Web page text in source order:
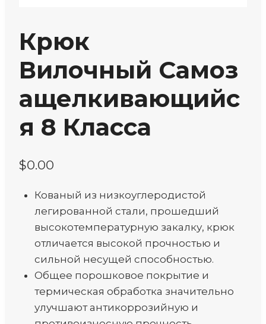
Крюк
Вилочный Самоз
Ащелкивающийс
Я 8 Класса
$0.00
Кованый из низкоуглеродистой
легированной стали, прошедший
высокотемпературную закалку, крюк
отличается высокой прочностью и
сильной несущей способностью.
Общее порошковое покрытие и
термическая обработка значительно
улучшают антикоррозийную и